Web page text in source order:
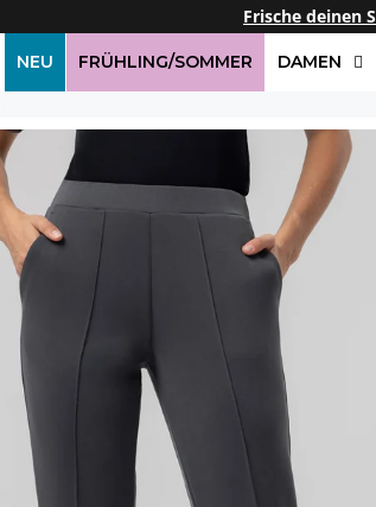
Frische deinen
NEU FRÜHLING/SOMMER DAMEN